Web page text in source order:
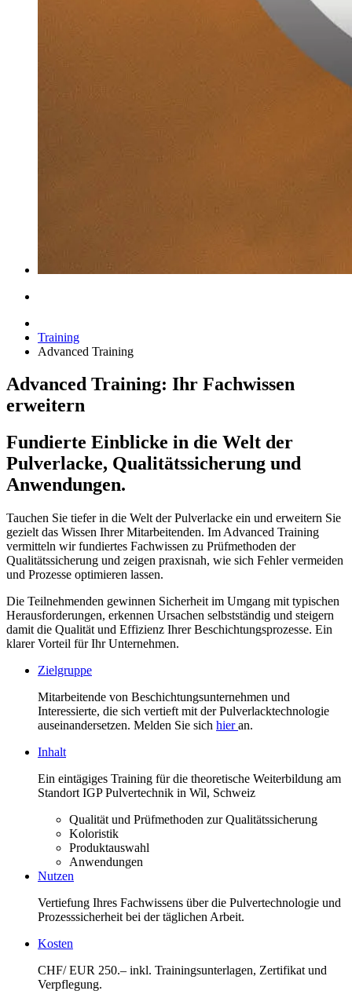
Training
Advanced Training
Advanced Training: Ihr Fachwissen
erweitern
Fundierte Einblicke in die Welt der
Pulverlacke, Qualitätssicherung und
Anwendungen.
Tauchen Sie tiefer in die Welt der Pulverlacke ein und erweitern Sie
gezielt das Wissen Ihrer Mitarbeitenden. Im Advanced Training
vermitteln wir fundiertes Fachwissen zu Prüfmethoden der
Qualitätssicherung und zeigen praxisnah, wie sich Fehler vermeiden
und Prozesse optimieren lassen.
Die Teilnehmenden gewinnen Sicherheit im Umgang mit typischen
Herausforderungen, erkennen Ursachen selbstständig und steigern
damit die Qualität und Effizienz Ihrer Beschichtungsprozesse. Ein
klarer Vorteil für Ihr Unternehmen.
Zielgruppe
Mitarbeitende von Beschichtungsunternehmen und
Interessierte, die sich vertieft mit der Pulverlacktechnologie
auseinandersetzen. Melden Sie sich hieran.
Inhalt
Ein eintägiges Training für die theoretische Weiterbildung am
Standort IGP Pulvertechnik in Wil, Schweiz
Qualität und Prüfmethoden zur Qualitätssicherung
Koloristik
Produktauswahl
Anwendungen
Nutzen
Vertiefung Ihres Fachwissens über die Pulvertechnologie und
Prozesssicherheit bei der täglichen Arbeit.
Kosten
CHF/ EUR 250.– inkl. Trainingsunterlagen, Zertifikat und
Verpflegung.